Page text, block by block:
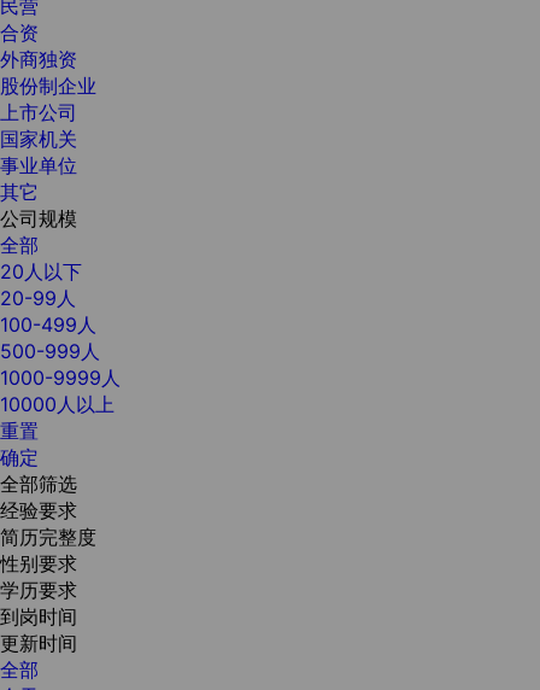
民营
合资
外商独资
股份制企业
上市公司
国家机关
事业单位
其它
公司规模
全部
20人以下
20-99人
100-499人
500-999人
1000-9999人
10000人以上
重置
确定
全部筛选
经验要求
简历完整度
性别要求
学历要求
到岗时间
更新时间
全部